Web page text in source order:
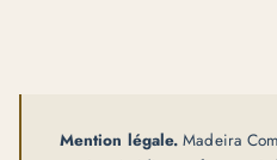
Mention légale. Madeira